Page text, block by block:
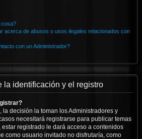
cosa?
acerca de abusos o usos ilegales relacionados con
con un Administrador?
la identificación y el registro
la decisión la toman los Administradores y
necesitará registrarse para publicar temas
registrado le dará acceso a contenidos
como usuario invitado no disfrutaría, como